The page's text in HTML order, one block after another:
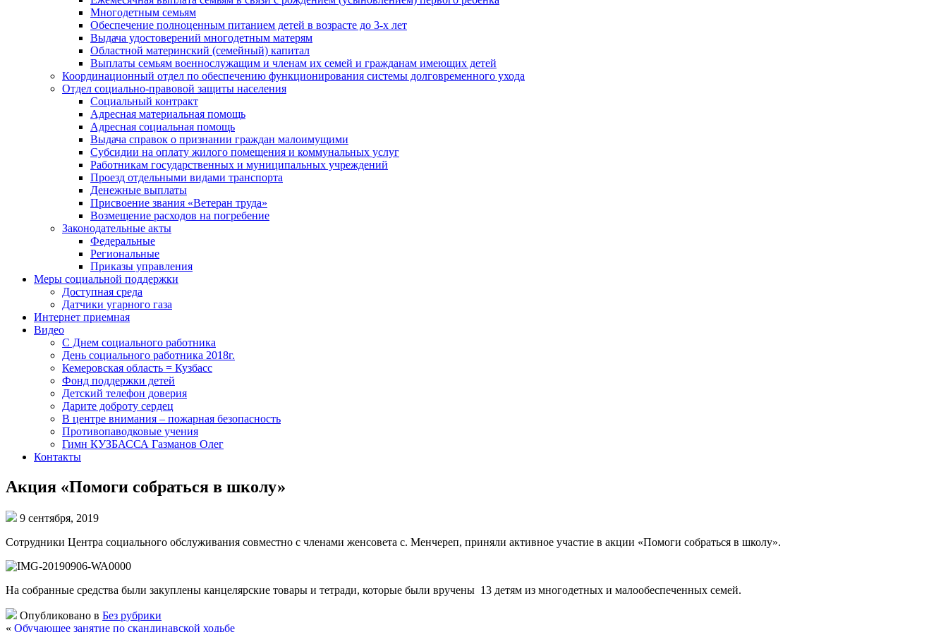
Многодетным семьям
Обеспечение полноценным питанием детей в возрасте до 3-х лет
Выдача удостоверений многодетным матерям
Областной материнский (семейный) капитал
Выплаты семьям военнослужащим и членам их семей и гражданам имеющих детей
Координационный отдел по обеспечению функционирования системы долговременного ухода
Отдел социально-правовой защиты населения
Социальный контракт
Адресная материальная помощь
Адресная социальная помощь
Выдача справок о признании граждан малоимущими
Субсидии на оплату жилого помещения и коммунальных услуг
Работникам государственных и муниципальных учреждений
Проезд отдельными видами транспорта
Денежные выплаты
Присвоение звания «Ветеран труда»
Возмещение расходов на погребение
Законодательные акты
Федеральные
Региональные
Приказы управления
Меры социальной поддержки
Доступная среда
Датчики угарного газа
Интернет приемная
Видео
С Днем социального работника
День социального работника 2018г.
Кемеровская область = Кузбасс
Фонд поддержки детей
Детский телефон доверия
Дарите доброту сердец
В центре внимания – пожарная безопасность
Противопаводковые учения
Гимн КУЗБАССА Газманов Олег
Контакты
Акция «Помоги собраться в школу»
9 сентября, 2019
Сотрудники Центра социального обслуживания совместно с членами женсовета с. Менчереп, приняли активное участие в акции «Помоги собраться в школу».
На собранные средства были закуплены канцелярские товары и тетради, которые были вручены 13 детям из многодетных и малообеспеченных семей.
Опубликовано в Без рубрики
« Обучающее занятие по скандинавской ходьбе